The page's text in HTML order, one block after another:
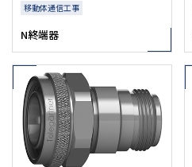
移動体通信工事
N終端器